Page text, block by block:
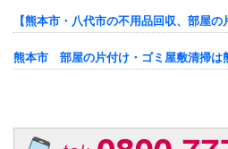
【熊本市・八代市の不用品回収、部屋
熊本市 部屋の片付け・ゴミ屋敷清掃は